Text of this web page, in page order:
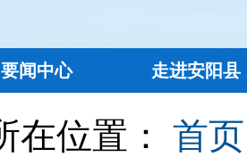
要闻中心 走进安阳县
在位置： 首页